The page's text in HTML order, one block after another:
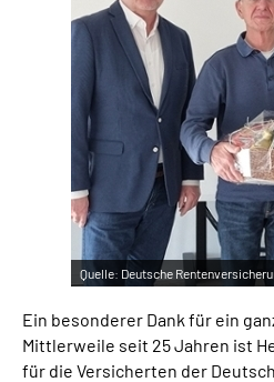
Inhalte in Gebärdensprache
Leichte Sprache
Suche
Mein
Quelle: Deutsche
Ein besonderer Dank für ein
Mittlerweile seit 25 Jahren ist
für die Versicherten der